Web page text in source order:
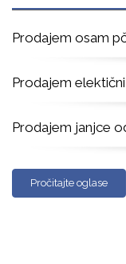
Prodajem osam
Prodajem
Prodajem janjce
Pročitajte oglase